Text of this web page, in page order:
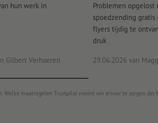
hun werk in
Gilbert Verhaeren
Problemen opgelost
spoedzending gratis
flyers tijdig te
druk
29.06.2026 van
maatregelen Trustpilot neemt om ervoor te zorgen dat